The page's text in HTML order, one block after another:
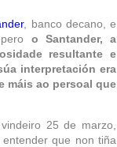
, banco decano, e
o Santander, a
resultante e
interpretación era
máis ao persoal que
vindeiro 25 de marzo
que non tiña